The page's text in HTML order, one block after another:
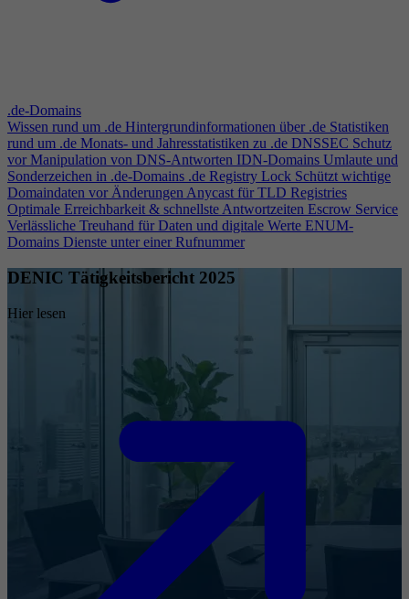
.de-Domains
Wissen rund um .de Hintergrundinformationen über .de Statistiken
rund um .de Monats- und Jahresstatistiken zu .de DNSSEC Schutz
vor Manipulation von DNS-Antworten IDN-Domains Umlaute und
Sonderzeichen in .de-Domains .de Registry Lock Schützt wichtige
Domaindaten vor ÄnderungenAnycast für TLD Registries
Optimale Erreichbarkeit & schnellste Antwortzeiten Escrow Service
Verlässliche Treuhand für Daten und digitale Werte ENUM-
Domains Dienste unter einer Rufnummer
DENIC Tätigkeitsbericht 2025
Hier lesen